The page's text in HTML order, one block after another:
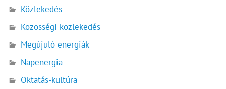
Közlekedés
Közösségi közlekedés
Megújuló energiák
Napenergia
Oktatás-kultúra